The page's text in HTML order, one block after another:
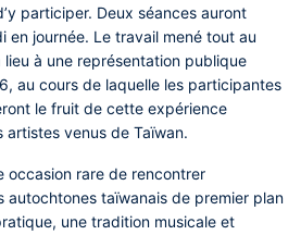
participer. Deux séances auront
en journée. Le travail mené tout au
lieu à une représentation publique
au cours de laquelle les participantes
le fruit de cette expérience
venus de Taïwan.
occasion rare de rencontrer
autochtones taïwanais de premier plan
une tradition musicale et